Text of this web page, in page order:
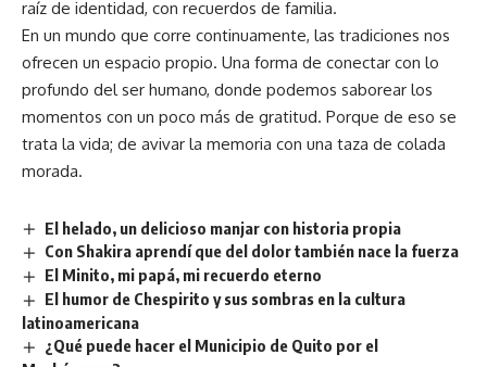
raíz de identidad, con recuerdos de familia.
En un mundo que corre continuamente, las tradiciones nos
ofrecen un espacio propio. Una forma de conectar con lo
profundo del ser humano, donde podemos saborear los
momentos con un poco más de gratitud. Porque de eso se
trata la vida; de avivar la memoria con una taza de colada
morada.
El helado, un delicioso manjar con historia propia
Con Shakira aprendí que del dolor también nace la fuerza
El Minito, mi papá, mi recuerdo eterno
El humor de Chespirito y sus sombras en la cultura
latinoamericana
¿Qué puede hacer el Municipio de Quito por el